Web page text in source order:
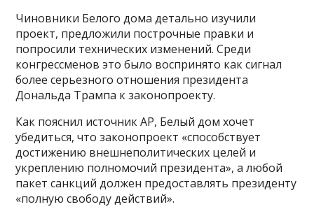
Чиновники Белого дома детально изучили
проект, предложили построчные правки и
попросили технических изменений. Среди
конгрессменов это было воспринято как сигнал
более серьезного отношения президента
Дональда Трампа к законопроекту.
Как пояснил источник AP, Белый дом хочет
убедиться, что законопроект «способствует
достижению внешнеполитических целей и
укреплению полномочий президента», а любой
пакет санкций должен предоставлять президенту
«полную свободу действий».